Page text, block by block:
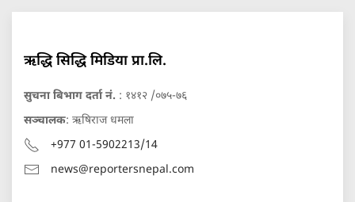
ऋद्धि सिद्धि मिडिया प्रा.लि.
सुचना बिभाग दर्ता नं. : १४१२ /०७५-७६
सञ्चालक: ऋषिराज धमला
+977 01-5902213/14
news@reportersnepal.com